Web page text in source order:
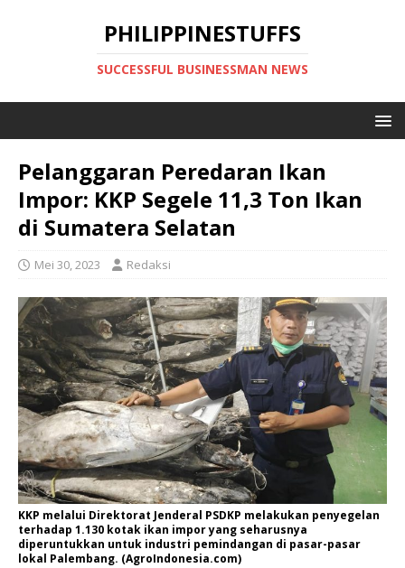
PHILIPPINESTUFFS
SUCCESSFUL BUSINESSMAN NEWS
Pelanggaran Peredaran Ikan
Impor: KKP Segele 11,3 Ton Ikan
di Sumatera Selatan
Mei 30, 2023 Redaksi
KKP melalui Direktorat Jenderal PSDKP melakukan penyegelan
terhadap 1.130 kotak ikan impor yang seharusnya
diperuntukkan untuk industri pemindangan di pasar-pasar
lokal Palembang. (AgroIndonesia.com)